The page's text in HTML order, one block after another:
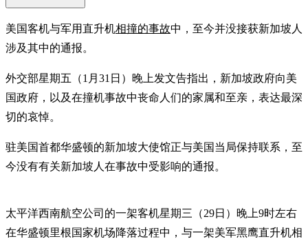
美国客机与军用直升机相撞的事故中，至今并没接获新加坡人
涉及其中的通报。
外交部星期五（1月31日）晚上发文告指出，新加坡政府向美
国政府，以及在撞机事故中丧命人们的家属和至亲，表达最深
切的哀悼。
驻美国首都华盛顿的新加坡大使馆正与美国当局保持联系，至
今没有有关新加坡人在事故中受影响的通报。
太平洋西南航空公司的一架客机星期三（29日）晚上9时左右
在华盛顿里根国家机场降落过程中，与一架美军黑鹰直升机相